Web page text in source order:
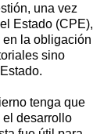
una vez
Estado (CPE),
la obligación
sino
tenga que
el desarrollo